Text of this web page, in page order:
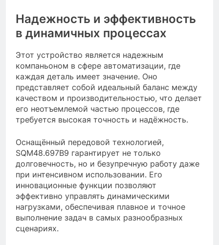
Надежность и эффективность
в динамичных процессах
Этот устройство является надежным
компаньоном в сфере автоматизации, где
каждая деталь имеет значение. Оно
представляет собой идеальный баланс между
качеством и производительностью, что делает
его неотъемлемой частью процессов, где
требуется высокая точность и надёжность.
Оснащённый передовой технологией,
SQM48.697B9 гарантирует не только
долговечность, но и безупречную работу даже
при интенсивном использовании. Его
инновационные функции позволяют
эффективно управлять динамическими
нагрузками, обеспечивая плавное и точное
выполнение задач в самых разнообразных
сценариях.